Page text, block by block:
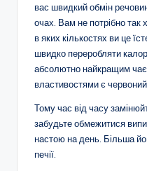
вас швидкий обмін
очах. Вам не потрібно так
в яких кількостях ви це
швидко переробляти
абсолютно найкращим
властивостями є червоний
Тому час від часу
забудьте обмежитися
настою на день. Більша
печії.